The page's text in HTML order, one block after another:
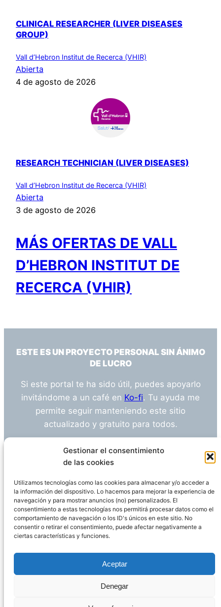
Gestionar el consentimiento
de las cookies
Utilizamos tecnologías como las cookies para almacenar y/o acceder a
la información del dispositivo. Lo hacemos para mejorar la experiencia de
navegación y para mostrar anuncios (no) personalizados. El
consentimiento a estas tecnologías nos permitirá procesar datos como el
comportamiento de navegación o los ID's únicos en este sitio. No
consentir o retirar el consentimiento, puede afectar negativamente a
ciertas características y funciones.
Aceptar
Denegar
CLINICAL RESEARCHER (LIVER DISEASES
GROUP)
Vall d’Hebron Institut de Recerca (VHIR)
Abierta
4 de agosto de 2026
RESEARCH TECHNICIAN (LIVER DISEASES)
Vall d’Hebron Institut de Recerca (VHIR)
Abierta
3 de agosto de 2026
MÁS OFERTAS DE VALL
D’HEBRON INSTITUT DE
RECERCA (VHIR)
ESTE ES UN PROYECTO PERSONAL SIN ÁNIMO
DE LUCRO
Si este portal te ha sido útil, puedes apoyarlo
invitándome a un café en Ko-fi. Tu ayuda me
permite seguir manteniendo este sitio
actualizado y gratuito para todos.
¿Tienes alguna duda o sugerencia? Escríbeme
info@empleosanitarioinvestigacion.es
Descargo de Responsabilidad
Declaración de Privacidad Política de cookies
WordPress
Página administrada por Javier Ripoll